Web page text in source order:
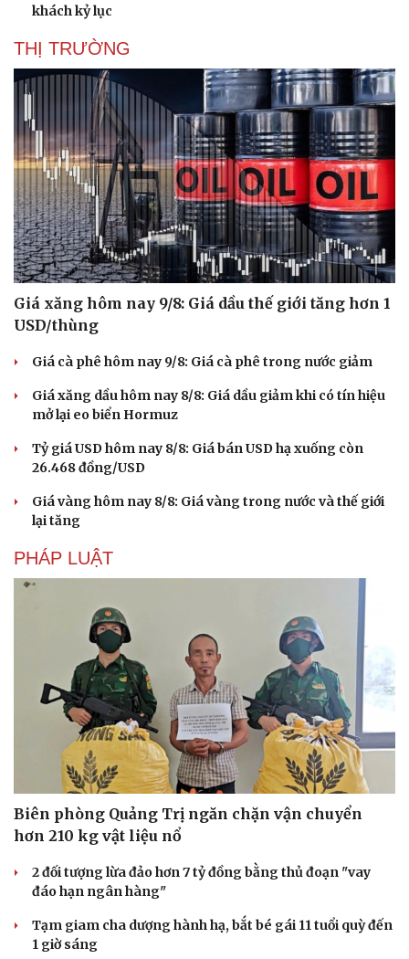
Săn Tour
check-in
Podcast
Câu chuyện thời sự
Đọc truyện đêm khuya
Cửa sổ tình yêu
Kể chuyện cho bé
khách kỷ lục
THỊ TRƯỜNG
Giá xăng hôm nay 9/8: Giá dầu thế giới tăng hơn 1
USD/thùng
Giá cà phê hôm nay 9/8: Giá cà phê trong nước giảm
Giá xăng dầu hôm nay 8/8: Giá dầu giảm khi có tín hiệu
mở lại eo biển Hormuz
Tỷ giá USD hôm nay 8/8: Giá bán USD hạ xuống còn
26.468 đồng/USD
Giá vàng hôm nay 8/8: Giá vàng trong nước và thế giới
lại tăng
PHÁP LUẬT
Biên phòng Quảng Trị ngăn chặn vận chuyển
hơn 210 kg vật liệu nổ
2 đối tượng lừa đảo hơn 7 tỷ đồng bằng thủ đoạn "vay
đáo hạn ngân hàng"
Tạm giam cha dượng hành hạ, bắt bé gái 11 tuổi quỳ đến
1 giờ sáng